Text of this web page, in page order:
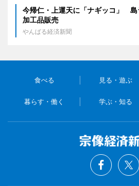
今帰仁・上運天に「ナギッコ」 島
加工品販売
やんばる経済新聞
食べる 見る・遊ぶ
暮らす・働く 学ぶ・知る